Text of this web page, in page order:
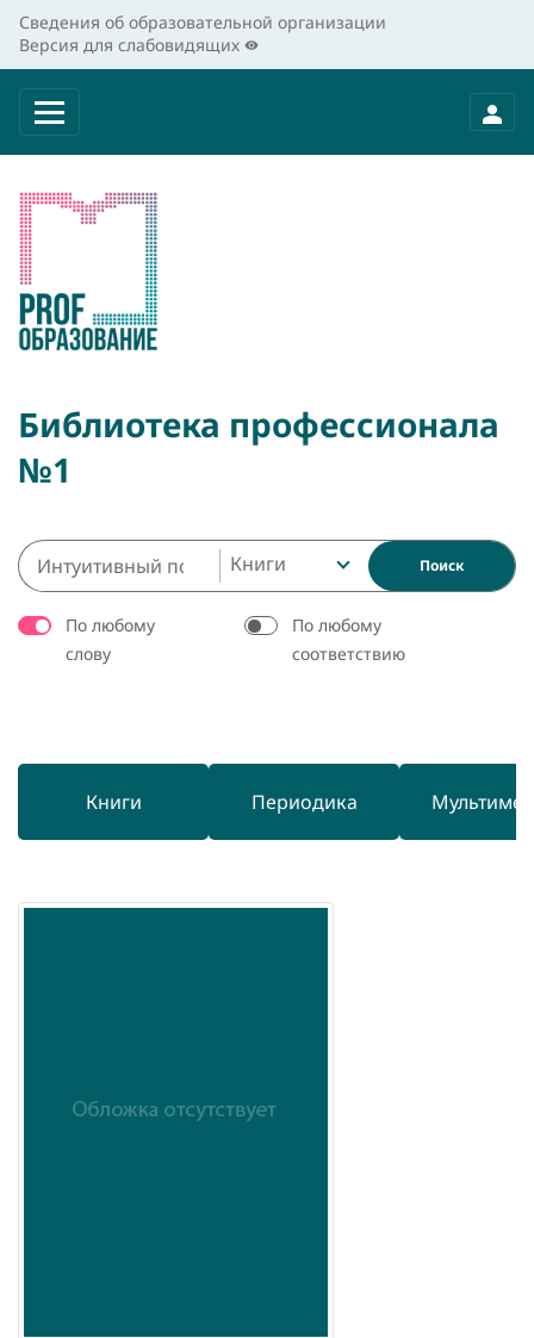
Сведения об образовательной организации
Версия для слабовидящих
Библиотека профессионала
№1
Книги Поиск
По любому
слову
По любому
соответствию
Книги Периодика